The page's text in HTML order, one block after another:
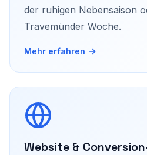
der ruhigen Nebensaison
Travemünder Woche.
Mehr erfahren
Website &